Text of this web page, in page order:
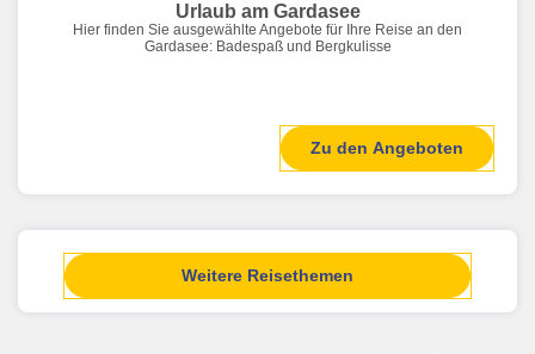
Urlaub am Gardasee
Hier finden Sie ausgewählte Angebote für Ihre Reise an den
Gardasee: Badespaß und Bergkulisse
Zu den Angeboten
Weitere Reisethemen